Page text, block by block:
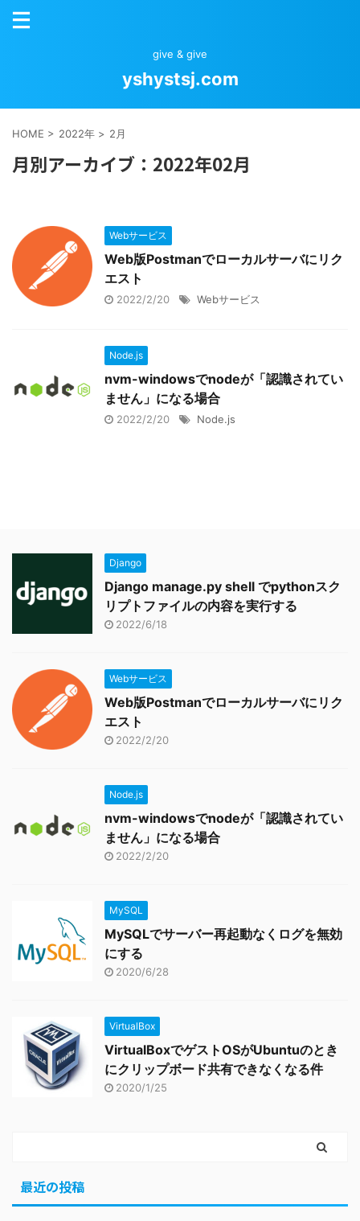
give & give
yshystsj.com
HOME > 2022年 > 2月
月別アーカイブ：2022年02月
Webサービス
Web版Postmanでローカルサーバにリク
エスト
2022/2/20 Webサービス
Node.js
nvm-windowsでnodeが「認識されてい
ません」になる場合
2022/2/20 Node.js
Django
Django manage.py shell でpythonスク
リプトファイルの内容を実行する
2022/6/18
Webサービス
Web版Postmanでローカルサーバにリク
エスト
2022/2/20
Node.js
nvm-windowsでnodeが「認識されてい
ません」になる場合
2022/2/20
MySQL
MySQLでサーバー再起動なくログを無効
にする
2020/6/28
VirtualBox
VirtualBoxでゲストOSがUbuntuのとき
にクリップボード共有できなくなる件
2020/1/25
最近の投稿